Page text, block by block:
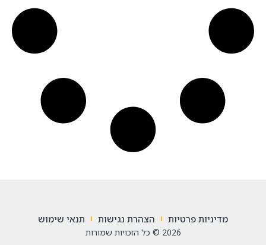
מדיניות פרטיות הצהרת נגישות תנאי שימוש
2026 © כל הזכויות שמורות